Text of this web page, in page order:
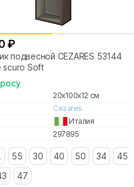
₽
подвесной CEZARES 53144
scuro Soft
20x100x12 см
Cezares
Италия
297895
55 30 40 50 34
45
47